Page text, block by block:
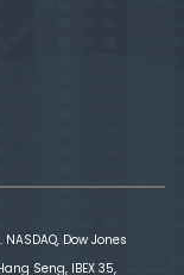
Dow Jones
Seng, IBEX 35,